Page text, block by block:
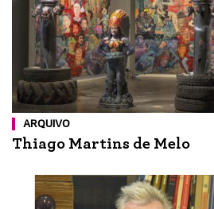
ARQUIVO
Thiago Martins de Melo